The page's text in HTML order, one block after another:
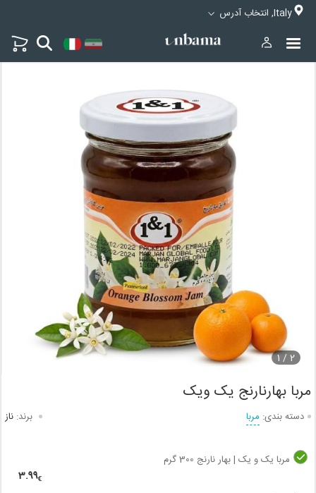
Italy, انتخاب آدرس
2 /
1
مربا بهارنارنج یک ویک
دسته بندی: مربا برند: ناز
مربا یک و یک | بهار نارنج 300 گرم
3.99€